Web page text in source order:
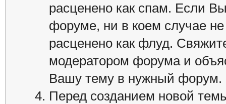
расценено как спам. Если
форуме, ни в коем случае
расценено как флуд.
модератором форума и
Вашу тему в нужный форум.
Перед созданием новой